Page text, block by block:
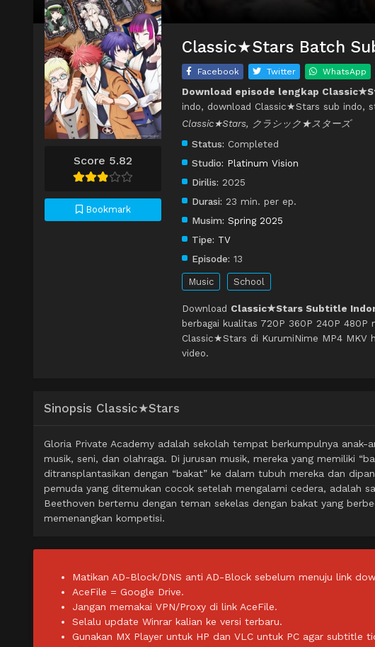
Score 5.82
Bookmark
Classic★Stars Batch
Facebook Twitter WhatsApp
Download episode lengkap
indo, download Classic★Stars sub indo,
Classic★Stars, クラシック★スターズ
Status: Completed
Studio: Platinum Vision
Dirilis: 2025
Durasi: 23 min. per ep.
Musim: Spring 2025
Tipe: TV
Episode: 13
Music School
Download Classic★Stars Subtitle
berbagai kualitas 720P 360P 240P 480P
Classic★Stars di KurumiNime MP4 MKV
video.
Sinopsis Classic★Stars
Gloria Private Academy adalah sekolah tempat berkumpulnya
musik, seni, dan olahraga. Di jurusan musik, mereka yang memiliki
ditransplantasikan dengan “bakat” ke dalam tubuh mereka dan
pemuda yang ditemukan cocok setelah mengalami cedera, adalah
Beethoven bertemu dengan teman sekelas dengan bakat yang
memenangkan kompetisi.
Matikan AD-Block/DNS anti AD-Block sebelum menuju link
AceFile = Google Drive.
Jangan memakai VPN/Proxy di link AceFile.
Selalu update Winrar kalian ke versi terbaru.
Gunakan MX Player untuk HP dan VLC untuk PC agar subtitle